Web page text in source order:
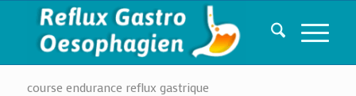
course endurance reflux gastrique